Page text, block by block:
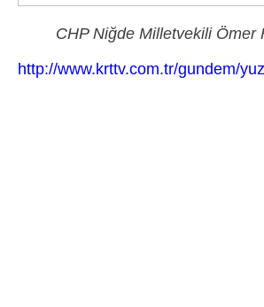
CHP Niğde Milletvekili Ömer
http://www.krttv.com.tr/gundem/